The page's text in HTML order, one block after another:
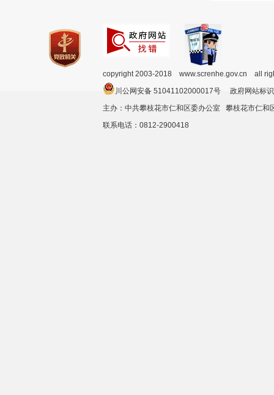
copyright 2003-2018 www.screnhe.gov.cn all
川公网安备 51041102000017号 政府网站
主办：中共攀枝花市仁和区委办公室 攀枝花市仁
联系电话：0812-2900418